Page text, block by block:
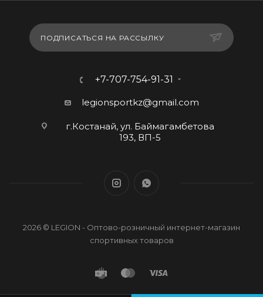
ПОДПИСАТЬСЯ НА РАССЫЛКУ
+7-707-754-91-31
legionsportkz@gmail.com
г.Костанай, ул. Баймагамбетова
193, ВП-5
2026 © LEGION - Оптово-розничный интернет-магазин
спортивных товаров